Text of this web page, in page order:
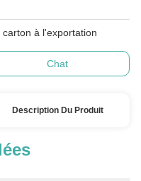
à l'exportation
Chat
Description Du Produit